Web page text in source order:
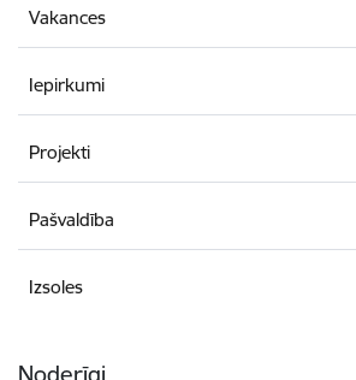
Vakances
Iepirkumi
Projekti
Pašvaldība
Izsoles
Noderīgi